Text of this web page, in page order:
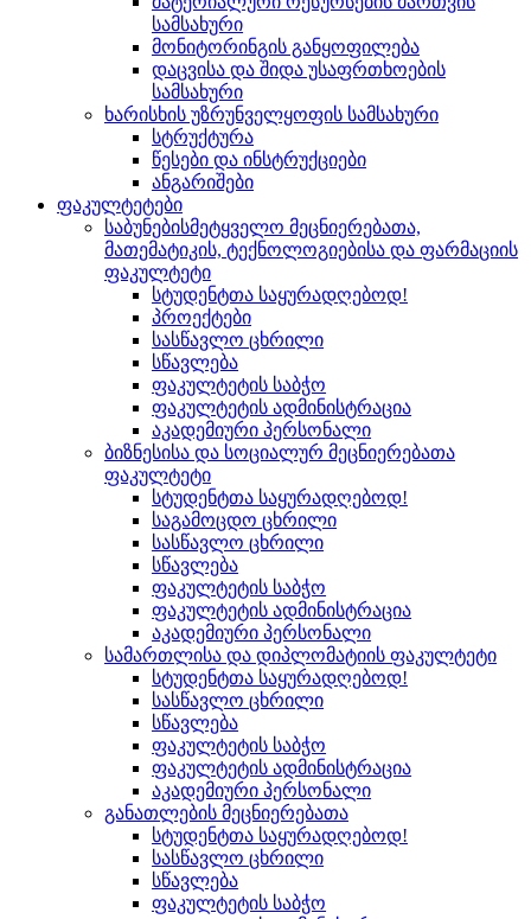
სამსახური
მონიტორინგის განყოფილება
დაცვისა და შიდა უსაფრთხოების
სამსახური
ხარისხის უზრუნველყოფის სამსახური
სტრუქტურა
წესები და ინსტრუქციები
ანგარიშები
ფაკულტეტები
საბუნებისმეტყველო მეცნიერებათა,
მათემატიკის, ტექნოლოგიებისა და ფარმაციის
ფაკულტეტი
სტუდენტთა საყურადღებოდ!
პროექტები
სასწავლო ცხრილი
სწავლება
ფაკულტეტის საბჭო
ფაკულტეტის ადმინისტრაცია
აკადემიური პერსონალი
ბიზნესისა და სოციალურ მეცნიერებათა
ფაკულტეტი
სტუდენტთა საყურადღებოდ!
საგამოცდო ცხრილი
სასწავლო ცხრილი
სწავლება
ფაკულტეტის საბჭო
ფაკულტეტის ადმინისტრაცია
აკადემიური პერსონალი
სამართლისა და დიპლომატიის ფაკულტეტი
სტუდენტთა საყურადღებოდ!
სასწავლო ცხრილი
სწავლება
ფაკულტეტის საბჭო
ფაკულტეტის ადმინისტრაცია
აკადემიური პერსონალი
განათლების მეცნიერებათა
სტუდენტთა საყურადღებოდ!
სასწავლო ცხრილი
სწავლება
ფაკულტეტის საბჭო